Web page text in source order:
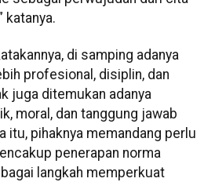
katanya.
di samping adanya
profesional, disiplin, dan
juga ditemukan adanya
moral, dan tanggung jawab
itu, pihaknya memandang perlu
penerapan norma
langkah memperkuat